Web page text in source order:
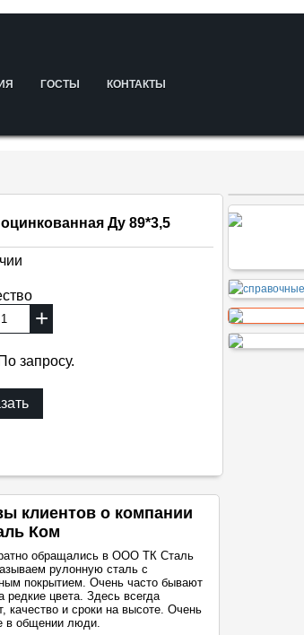
ГОСТЫ КОНТАКТЫ
Ду 89*3,5
+
запросу.
клиентов о компании
Ком
обращались в ООО ТК Сталь
рулонную сталь с
покрытием. Очень часто бывают
редкие цвета. Здесь всегда
качество и сроки на высоте. Очень
в общении люди.